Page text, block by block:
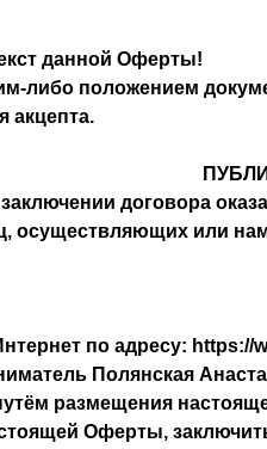
данной Оферты!
либо положением
акцепта.
договора
осуществляющих или
по адресу: https://
Полянская
размещения
Оферты,